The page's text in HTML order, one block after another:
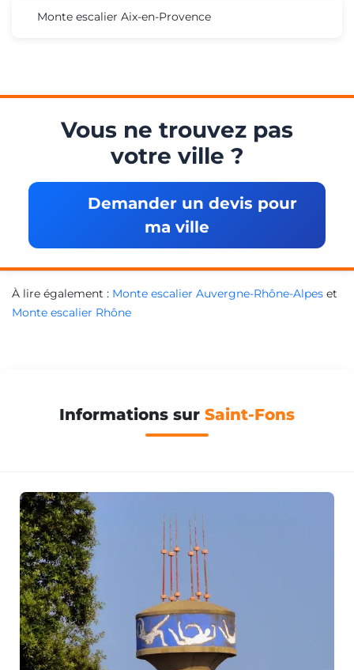
Monte escalier Aix-en-Provence
Vous ne trouvez pas
votre ville ?
Demander un devis pour
ma ville
À lire également : Monte escalier Auvergne-Rhône-Alpes et
Monte escalier Rhône
Informations sur Saint-Fons